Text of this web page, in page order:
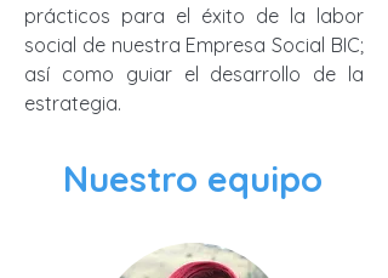
prácticos para el éxito de la labor
social de nuestra Empresa Social BIC;
así como guiar el desarrollo de la
estrategia.
Nuestro equipo